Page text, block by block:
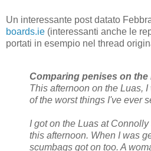
Un interessante post datato
boards.ie (interessanti anche le
portati in esempio nel thread
Comparing penises on the
This afternoon on the Luas,
of the worst things I've ever
I got on the Luas at
this afternoon. When I was
scumbags got on too. A